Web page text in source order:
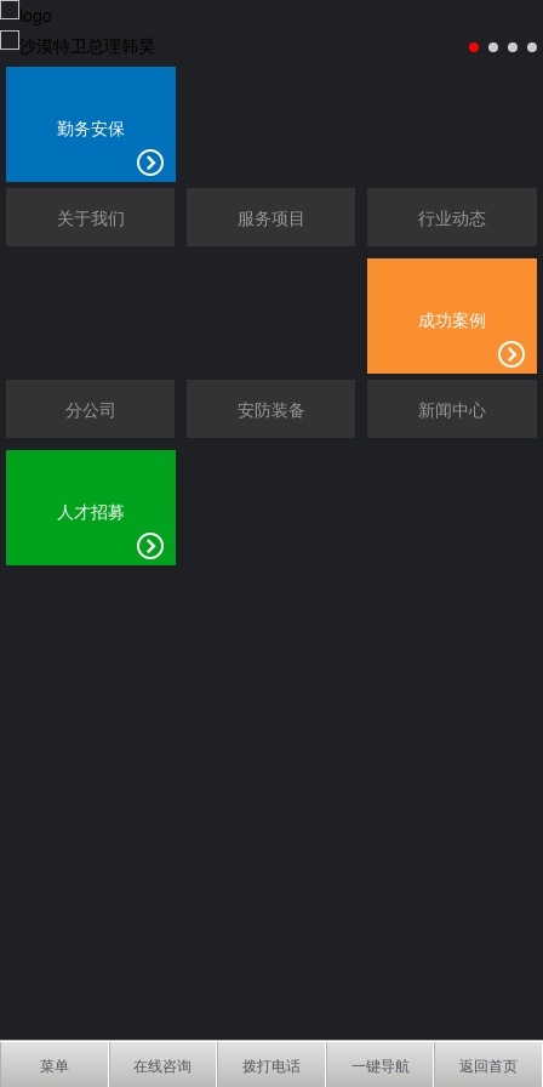
勤务安保
关于我们 服务项目 行业动态
成功案例
分公司 安防装备 新闻中心
人才招募
菜单 在线咨询 拨打电话 一键导航 返回首页